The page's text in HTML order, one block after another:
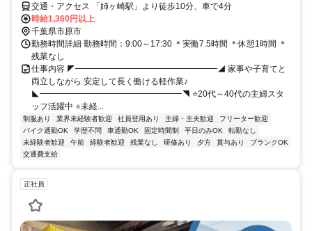
交通・アクセス 「姉ヶ崎駅」より徒歩10分、車で4分
時給1,360円以上
千葉県市原市
勤務時間詳細 勤務時間：9:00～17:30 ＊実働7.5時間 ＊休憩1時間 ＊
残業なし
仕事内容 ◤━━━━━━━━━━━━━━━━━◢ 家事や子育てと
両立しながら 安定して長く働ける軽作業♪
◣━━━━━━━━━━━━━━━━━◥ ⭐20代～40代の主婦スタ
ッフ活躍中 ⭐未経...
制服あり 業界未経験者歓迎 社員登用あり 主婦・主夫歓迎
フリーター歓迎
バイク通勤OK
学歴不問 車通勤OK 固定時間制 平日のみOK
転勤なし
未経験者歓迎
午前 経験者歓迎 残業なし 研修あり 夕方 賞与あり
ブランクOK
交通費支給
正社員